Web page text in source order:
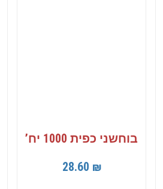
בוחשני כפית 1000 יח’
28.60 ₪